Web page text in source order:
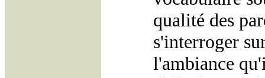
qualité des
s'interroger
l'ambiance